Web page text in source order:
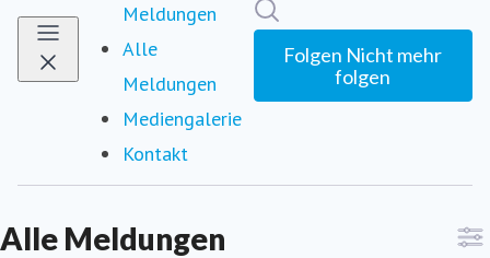
Meldungen
Alle
Meldungen
Mediengalerie
Kontakt
Folgen Nicht mehr
folgen
Alle Meldungen